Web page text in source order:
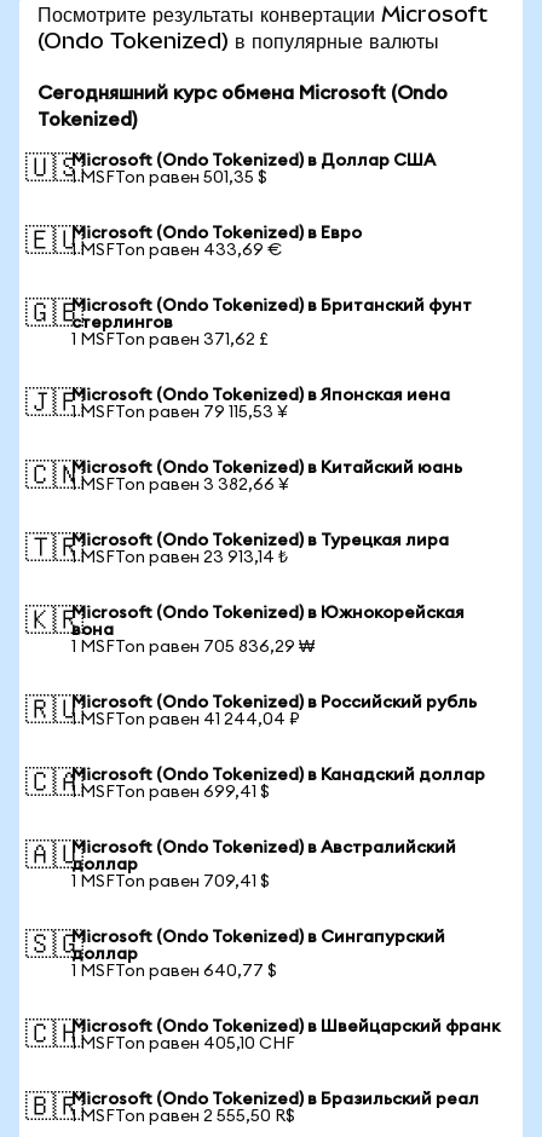
Посмотрите результаты конвертации Microsoft
(Ondo Tokenized) в популярные валюты
Сегодняшний курс обмена Microsoft (Ondo
Tokenized)
🇺🇸Microsoft (Ondo Tokenized) в Доллар США
1 MSFTon равен 501,35 $
🇪🇺Microsoft (Ondo Tokenized) в Евро
1 MSFTon равен 433,69 €
🇬🇧Microsoft (Ondo Tokenized) в Британский фунт
стерлингов
1 MSFTon равен 371,62 £
🇯🇵Microsoft (Ondo Tokenized) в Японская иена
1 MSFTon равен 79 115,53 ¥
🇨🇳Microsoft (Ondo Tokenized) в Китайский юань
1 MSFTon равен 3 382,66 ¥
🇹🇷Microsoft (Ondo Tokenized) в Турецкая лира
1 MSFTon равен 23 913,14 ₺
🇰🇷Microsoft (Ondo Tokenized) в Южнокорейская
вона
1 MSFTon равен 705 836,29 ₩
🇷🇺Microsoft (Ondo Tokenized) в Российский рубль
1 MSFTon равен 41 244,04 ₽
🇨🇦Microsoft (Ondo Tokenized) в Канадский доллар
1 MSFTon равен 699,41 $
🇦🇺Microsoft (Ondo Tokenized) в Австралийский
доллар
1 MSFTon равен 709,41 $
🇸🇬Microsoft (Ondo Tokenized) в Сингапурский
доллар
1 MSFTon равен 640,77 $
🇨🇭Microsoft (Ondo Tokenized) в Швейцарский франк
1 MSFTon равен 405,10 CHF
🇧🇷Microsoft (Ondo Tokenized) в Бразильский реал
1 MSFTon равен 2 555,50 R$